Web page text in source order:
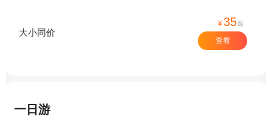
大小同价
¥35起
查看
一日游